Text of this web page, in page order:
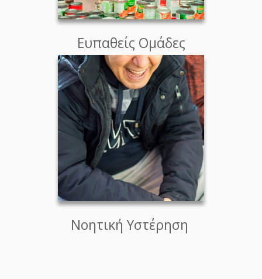
Ευπαθείς Ομάδες
Νοητική Υστέρηση